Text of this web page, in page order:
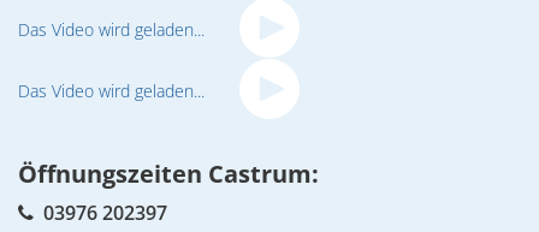
Das Video wird geladen...
Das Video wird geladen...
Öffnungszeiten Castrum:
03976 202397